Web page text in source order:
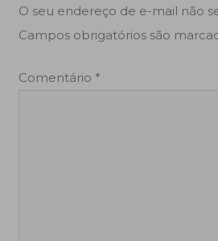
O seu endereço de e-mail não
Campos obrigatórios são
Comentário *